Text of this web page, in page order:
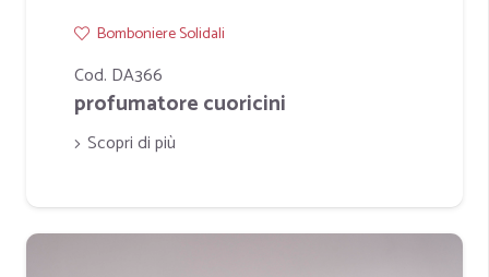
Bomboniere Solidali
Cod. DA366
profumatore cuoricini
Scopri di più